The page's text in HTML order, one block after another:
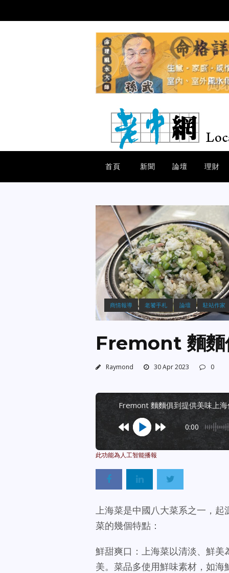
首頁 新聞 論壇 理財
商情報導 老饕手札 論壇 駐站作家
Fremont 麵麵
Raymond 30 Apr 2023 0
fremont 麵麵俱到提供美味上
0:00
上海菜是中國八大菜系之一，
菜的幾個特點：
鮮甜爽口：上海菜以清淡、鮮
美。菜品多使用鮮味素材，如